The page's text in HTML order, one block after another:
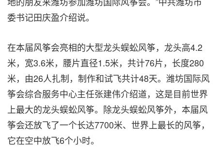
委书记田庆盈介绍说。
在本届风筝会亮相的大型龙头蜈蚣风筝，龙头高4.2
米，宽3.6米，腰片直径1.5米，共计76片，长度280
米，由26人扎制，制作和试飞共计48天。潍坊国际风
筝会综合服务中心主任张建伟介绍道，这是目前世界
上最大的龙头蜈蚣风筝。除龙头蜈蚣风筝外，本届风
筝会还放飞了一个长达7700米、世界上最长的风筝，
它在空中放飞6个小时。